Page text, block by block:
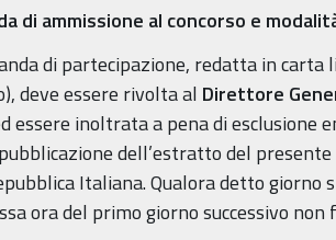
di ammissione al concorso e
di partecipazione, redatta in carta
deve essere rivolta al Direttore
essere inoltrata a pena di esclusione
dell’estratto del
Italiana. Qualora detto
ora del primo giorno successivo non